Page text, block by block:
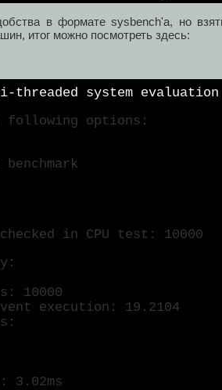
в формате sysbench'а, но
итог можно посмотреть здесь:
threaded system evaluation
following options:
checked in CPU test: 10000
10000
execution: 19.2104
3.02ms